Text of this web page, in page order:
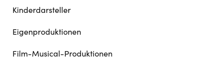
Kinderdarsteller
Eigenproduktionen
Film-Musical-Produktionen